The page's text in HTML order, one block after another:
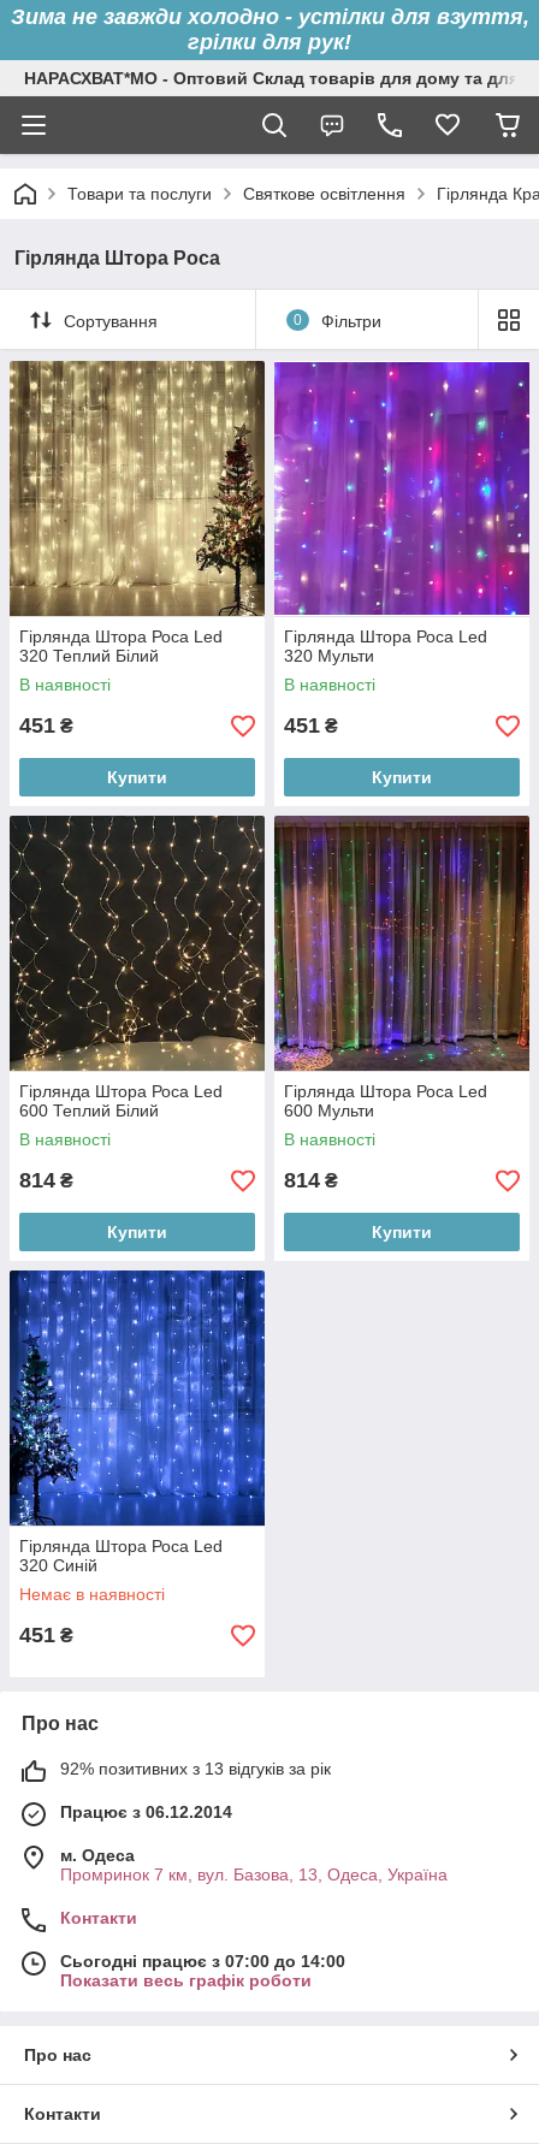
Зима не завжди холодно - устілки для взуття,
грілки для рук!
НАРАСХВАТ*МО - Оптовий Склад товарів для дому та для
Товари та послуги Святкове освітлення Гірлянда
Гірлянда Штора Роса
Сортування 0 Фільтри
Гірлянда Штора Роса Led
320 Теплий Білий
В наявності
451 ₴
Купити
Гірлянда Штора Роса Led
320 Мульти
В наявності
451 ₴
Купити
Гірлянда Штора Роса Led
600 Теплий Білий
В наявності
814 ₴
Купити
Гірлянда Штора Роса Led
600 Мульти
В наявності
814 ₴
Купити
Гірлянда Штора Роса Led
320 Синій
Немає в наявності
451 ₴
Про нас
92% позитивних з 13 відгуків за рік
Працює з 06.12.2014
м. Одеса
Промринок 7 км, вул. Базова, 13, Одеса, Україна
Контакти
Сьогодні працює з 07:00 до 14:00
Показати весь графік роботи
Про нас
Контакти